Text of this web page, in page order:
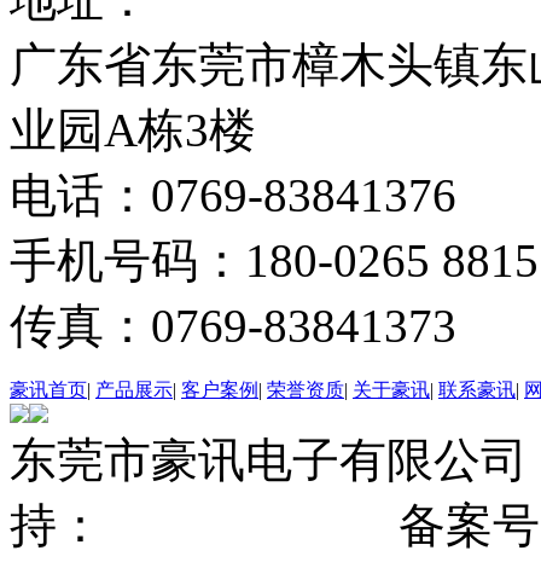
广东省东莞市樟木头镇
业园A栋3楼
电话：0769-
手机号码：180-0265 8815
传真：0769-83841373
豪讯首页| 产品展示| 客户案例 | 荣誉资质| 关于豪讯| 联系豪讯|
东莞市豪讯电子有限公
持：
备案